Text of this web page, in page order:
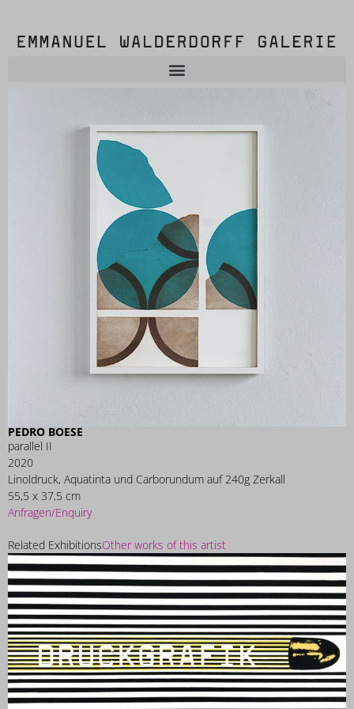
PEDRO BOESE
parallel II
2020
Linoldruck, Aquatinta und Carborundum auf 240g Zerkall
55,5 x 37,5 cm
Anfragen/Enquiry
Related ExhibitionsOther works of this artist